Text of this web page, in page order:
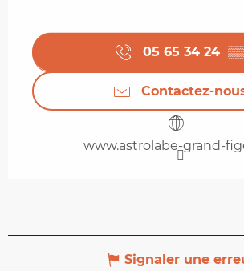
05 65 34 24
Contactez-
www.astrolabe-grand-
Signaler une